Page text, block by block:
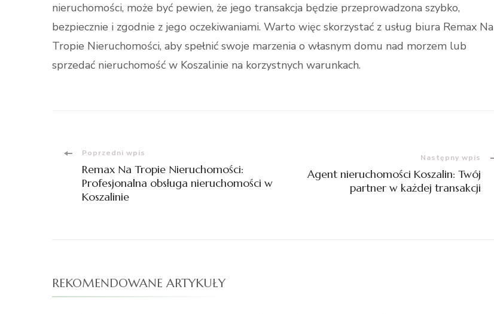
nieruchomości, może być pewien, że jego transakcja będzie przeprowadzona szybko,
bezpiecznie i zgodnie z jego oczekiwaniami. Warto więc skorzystać z usług biura Remax Na
Tropie Nieruchomości, aby spełnić swoje marzenia o własnym domu nad morzem lub
sprzedać nieruchomość w Koszalinie na korzystnych warunkach.
Nawigacja
wpisu
Poprzedni wpis
Remax Na Tropie Nieruchomości:
Profesjonalna obsługa nieruchomości w
Koszalinie
Następny wpis
Agent nieruchomości Koszalin: Twój
partner w każdej transakcji
REKOMENDOWANE ARTYKUŁY